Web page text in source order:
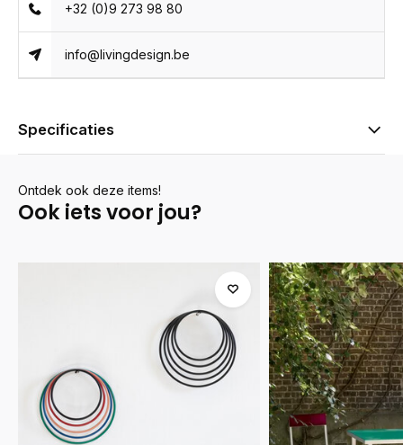
+32 (0)9 273 98 80
info@livingdesign.be
Specificaties
Ontdek ook deze items!
Ook iets voor jou?